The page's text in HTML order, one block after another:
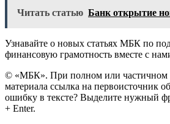
Читать статью Банк открытие
Узнавайте о новых статьях МБК по
финансовую грамотность вместе с
© «МБК». При полном или частичном
материала ссылка на первоисточник
ошибку в тексте? Выделите нужный
+ Enter.